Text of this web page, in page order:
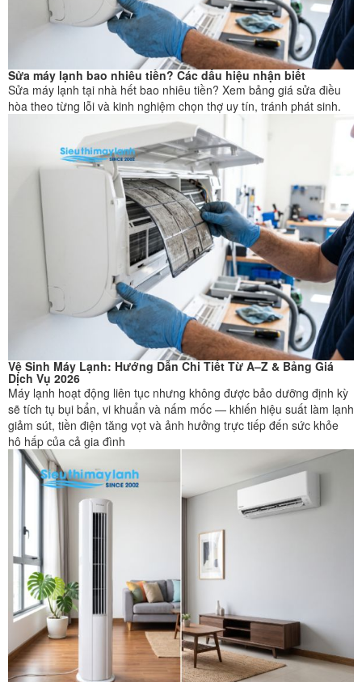
Sửa máy lạnh bao nhiêu tiền? Các dấu hiệu nhận biết
Sửa máy lạnh tại nhà hết bao nhiêu tiền? Xem bảng giá sửa điều
hòa theo từng lỗi và kinh nghiệm chọn thợ uy tín, tránh phát sinh.
Vệ Sinh Máy Lạnh: Hướng Dẫn Chi Tiết Từ A–Z & Bảng Giá
Dịch Vụ 2026
Máy lạnh hoạt động liên tục nhưng không được bảo dưỡng định kỳ
sẽ tích tụ bụi bẩn, vi khuẩn và nấm mốc — khiến hiệu suất làm lạnh
giảm sút, tiền điện tăng vọt và ảnh hưởng trực tiếp đến sức khỏe
hô hấp của cả gia đình